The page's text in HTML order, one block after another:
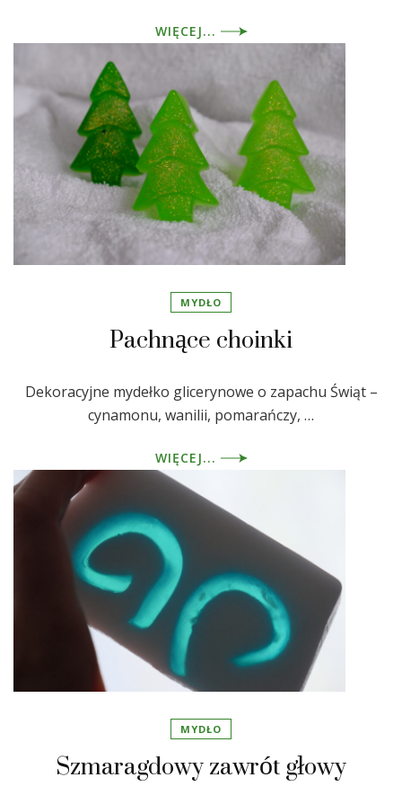
WIĘCEJ...
MYDŁO
Pachnące choinki
Dekoracyjne mydełko glicerynowe o zapachu Świąt –
cynamonu, wanilii, pomarańczy, …
WIĘCEJ...
MYDŁO
Szmaragdowy zawrót głowy